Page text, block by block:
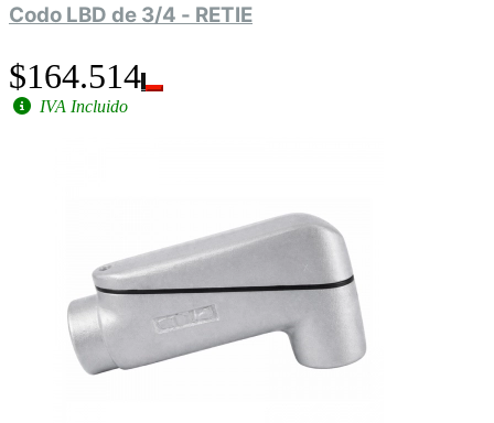
Codo LBD de 3/4 - RETIE
$164.514
IVA Incluido